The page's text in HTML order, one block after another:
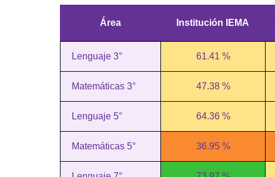
Área Institución IEMA
Lenguaje 3° 61.41 %
Matemáticas 3° 47.38 %
Lenguaje 5° 64.36 %
Matemáticas 5° 36.95 %